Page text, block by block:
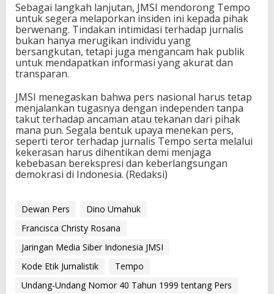
Sebagai langkah lanjutan, JMSI mendorong Tempo
untuk segera melaporkan insiden ini kepada pihak
berwenang. Tindakan intimidasi terhadap jurnalis
bukan hanya merugikan individu yang
bersangkutan, tetapi juga mengancam hak publik
untuk mendapatkan informasi yang akurat dan
transparan.
JMSI menegaskan bahwa pers nasional harus tetap
menjalankan tugasnya dengan independen tanpa
takut terhadap ancaman atau tekanan dari pihak
mana pun. Segala bentuk upaya menekan pers,
seperti teror terhadap jurnalis Tempo serta melalui
kekerasan harus dihentikan demi menjaga
kebebasan berekspresi dan keberlangsungan
demokrasi di Indonesia. (Redaksi)
Dewan Pers
Dino Umahuk
Francisca Christy Rosana
Jaringan Media Siber Indonesia JMSI
Kode Etik Jurnalistik
Tempo
Undang-Undang Nomor 40 Tahun 1999 tentang Pers